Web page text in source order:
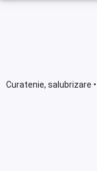
Curatenie, salubrizare